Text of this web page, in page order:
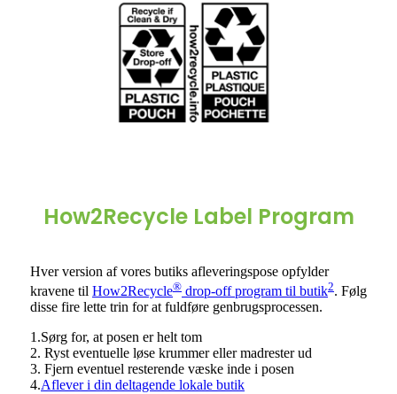
How2Recycle Label Program
Hver version af vores butiks afleveringspose opfylder
kravene til How2Recycle® drop-off program til butik2. Følg
disse fire lette trin for at fuldføre genbrugsprocessen.
1.Sørg for, at posen er helt tom
2. Ryst eventuelle løse krummer eller madrester ud
3. Fjern eventuel resterende væske inde i posen
4.Aflever i din deltagende lokale butik